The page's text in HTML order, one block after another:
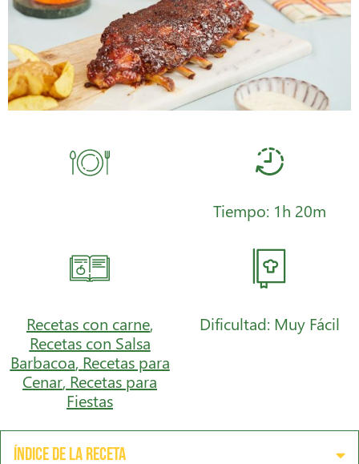
Tiempo: 1h 20m
Recetas con carne,
Recetas con Salsa
Barbacoa, Recetas para
Cenar, Recetas para
Fiestas
Dificultad: Muy Fácil
Índice de la receta